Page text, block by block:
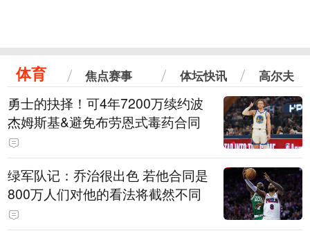
体育 焦点赛事 体坛快讯 高尔夫
勇士的抉择！可4年7200万续约波
杰姆斯基&避免布劳恩式毒药合同
绿军队记：乔治很出色 若他合同是
800万人们对他的看法将截然不同